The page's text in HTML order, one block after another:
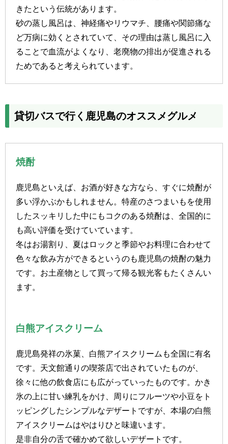
きたという伝統があります。
砂の蒸し風呂は、神経痛やリウマチ、腰痛や関節痛な
ど万病に効くとされていて、その理由は蒸し風呂に入
ることで血流がよくなり、老廃物の排出が促進される
ためであると考えられています。
貸切バスで行く鹿児島のオススメグルメ
焼酎
鹿児島といえば、お酒が好きな方なら、すぐに焼酎が
多い浮かぶかもしれません。特産のさつまいもを使用
したスッキリした中にもコクのある焼酎は、全国的に
も高い評価を受けていています。
冬はお湯割り、夏はロックと季節やお料理に合わせて
色々な飲み方ができるというのも鹿児島の焼酎の魅力
です。お土産物として買って帰る観光客もたくさんい
ます。
白熊アイスクリーム
鹿児島発祥の氷菓、白熊アイスクリームも全国に有名
です。天文館通りの喫茶店で出されていたものが、
徐々に他の飲食店にも広がっていったものです。かき
氷の上に甘い練乳をかけ、周りにフルーツや小豆をト
ッピングしたシンプルなデザートですが、本場の白熊
アイスクリームはやはりひと味違います。
是非自分の舌で確かめて欲しいデザートです。